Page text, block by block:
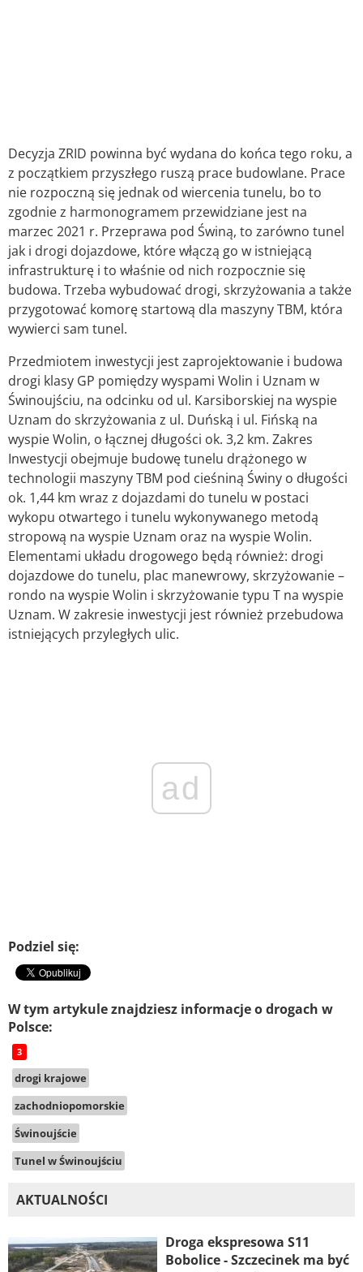
Decyzja ZRID powinna być wydana do końca tego roku, a
z początkiem przyszłego ruszą prace budowlane. Prace
nie rozpoczną się jednak od wiercenia tunelu, bo to
zgodnie z harmonogramem przewidziane jest na
marzec 2021 r. Przeprawa pod Świną, to zarówno tunel
jak i drogi dojazdowe, które włączą go w istniejącą
infrastrukturę i to właśnie od nich rozpocznie się
budowa. Trzeba wybudować drogi, skrzyżowania a także
przygotować komorę startową dla maszyny TBM, która
wywierci sam tunel.
Przedmiotem inwestycji jest zaprojektowanie i budowa
drogi klasy GP pomiędzy wyspami Wolin i Uznam w
Świnoujściu, na odcinku od ul. Karsiborskiej na wyspie
Uznam do skrzyżowania z ul. Duńską i ul. Fińską na
wyspie Wolin, o łącznej długości ok. 3,2 km. Zakres
Inwestycji obejmuje budowę tunelu drążonego w
technologii maszyny TBM pod cieśniną Świny o długości
ok. 1,44 km wraz z dojazdami do tunelu w postaci
wykopu otwartego i tunelu wykonywanego metodą
stropową na wyspie Uznam oraz na wyspie Wolin.
Elementami układu drogowego będą również: drogi
dojazdowe do tunelu, plac manewrowy, skrzyżowanie –
rondo na wyspie Wolin i skrzyżowanie typu T na wyspie
Uznam. W zakresie inwestycji jest również przebudowa
istniejących przyległych ulic.
ad
Podziel się:
W tym artykule znajdziesz informacje o drogach w
Polsce:
3
drogi krajowe
zachodniopomorskie
Świnoujście
Tunel w Świnoujściu
AKTUALNOŚCI
Droga ekspresowa S11
Bobolice - Szczecinek ma być